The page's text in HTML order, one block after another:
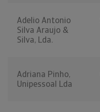
Adelio Antonio
Silva Araujo &
Silva, Lda.
Adriana Pinho,
Unipessoal Lda